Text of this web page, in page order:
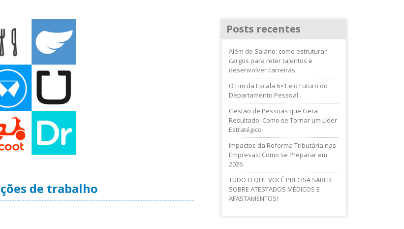
de trabalho
Posts recentes
Além do Salário: como estruturar
cargos para reter talentos e
desenvolver carreiras
O Fim da Escala 6×1 e o Futuro do
Departamento Pessoal
Gestão de Pessoas que Gera
Resultado: Como se Tornar um Líder
Estratégico
Impactos da Reforma Tributária nas
Empresas: Como se Preparar em
2026
TUDO O QUE VOCÊ PRECISA SABER
SOBRE ATESTADOS MÉDICOS E
AFASTAMENTOS!